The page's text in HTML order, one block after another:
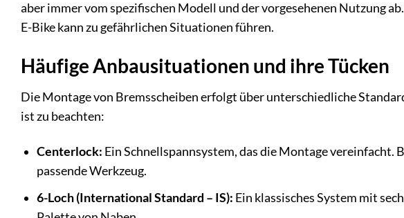
aber immer vom spezifischen Modell und der vorgesehenen Nutzung
E-Bike kann zu gefährlichen Situationen führen.
Häufige Anbausituationen und ihre Tücken
Die Montage von Bremsscheiben erfolgt über unterschiedliche
ist zu beachten:
Centerlock: Ein Schnellspannsystem, das die Montage vereinfacht.
passende Werkzeug.
6-Loch (International Standard – IS): Ein klassisches System mit